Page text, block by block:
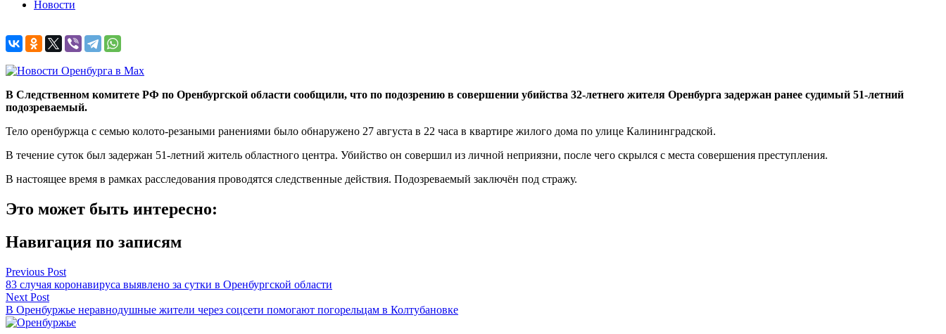
Новости
В Следственном комитете РФ по Оренбургской области сообщили, что по подозрению в совершении убийства 32-летнего жителя Оренбурга задержан ранее судимый 51-летний
подозреваемый.
Тело оренбуржца с семью колото-резаными ранениями было обнаружено 27 августа в 22 часа в квартире жилого дома по улице Калининградской.
В течение суток был задержан 51-летний житель областного центра. Убийство он совершил из личной неприязни, после чего скрылся с места совершения преступления.
В настоящее время в рамках расследования проводятся следственные действия. Подозреваемый заключён под стражу.
Это может быть интересно:
Навигация по записям
Previous Post
83 случая коронавируса выявлено за сутки в Оренбургской области
Next Post
В Оренбуржье неравнодушные жители через соцсети помогают погорельцам в Колтубановке